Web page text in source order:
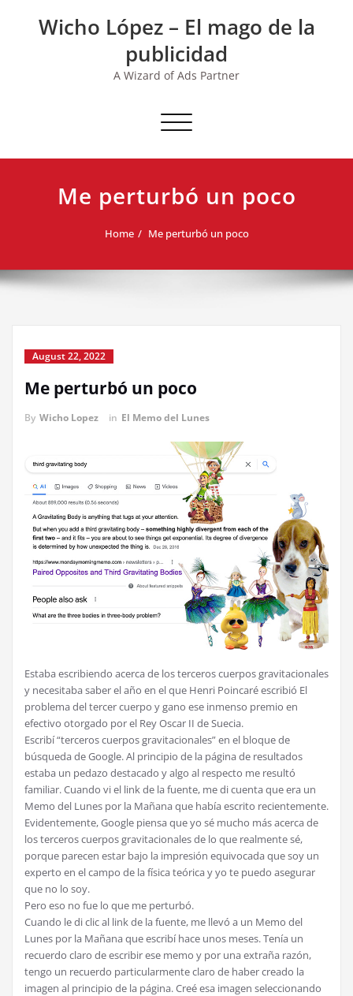
Wicho López – El mago de la
publicidad
A Wizard of Ads Partner
Toggle navigation
Me perturbó un poco
Home Me perturbó un poco
August 22, 2022
Me perturbó un poco
By Wicho Lopez in El Memo del Lunes
Estaba escribiendo acerca de los terceros cuerpos gravitacionales
y necesitaba saber el año en el que Henri Poincaré escribió El
problema del tercer cuerpo y gano ese inmenso premio en
efectivo otorgado por el Rey Oscar II de Suecia.
Escribí “terceros cuerpos gravitacionales” en el bloque de
búsqueda de Google. Al principio de la página de resultados
estaba un pedazo destacado y algo al respecto me resultó
familiar. Cuando vi el link de la fuente, me di cuenta que era un
Memo del Lunes por la Mañana que había escrito recientemente.
Evidentemente, Google piensa que yo sé mucho más acerca de
los terceros cuerpos gravitacionales de lo que realmente sé,
porque parecen estar bajo la impresión equivocada que soy un
experto en el campo de la física teórica y yo te puedo asegurar
que no lo soy.
Pero eso no fue lo que me perturbó.
Cuando le di clic al link de la fuente, me llevó a un Memo del
Lunes por la Mañana que escribí hace unos meses. Tenía un
recuerdo claro de escribir ese memo y por una extraña razón,
tengo un recuerdo particularmente claro de haber creado la
imagen al principio de la página. Creé esa imagen seleccionando